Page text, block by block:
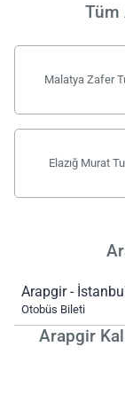
Tüm
Malatya Zafer
Elazığ Murat
Arapgir -
Otobüs Bileti
Arapgir